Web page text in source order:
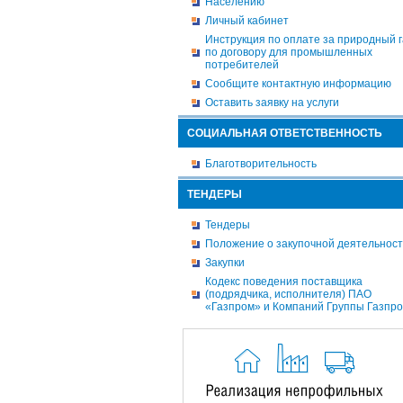
Личный кабинет
Инструкция по оплате за природный
по договору для промышленных
потребителей
Сообщите контактную информацию
Оставить заявку на услуги
СОЦИАЛЬНАЯ ОТВЕТСТВЕННОСТЬ
Благотворительность
ТЕНДЕРЫ
Тендеры
Положение о закупочной
Закупки
Кодекс поведения поставщика
(подрядчика, исполнителя) ПАО
«Газпром» и Компаний Группы